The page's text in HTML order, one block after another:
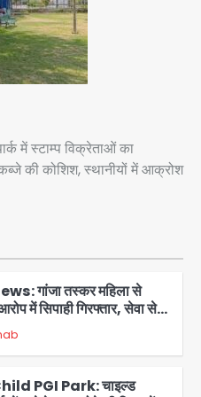
में स्टाम्प विक्रेताओं का
की कोशिश, स्थानीयों में आक्रोश
PSC Exam Scam:
का आंदोलन तेज, सरकार से
रखीं दो बड़ी शर्तें
गांजा तस्कर महिला से
में सिपाही गिरफ्तार, सेवा से
में डर
PGI Park: चाइल्ड